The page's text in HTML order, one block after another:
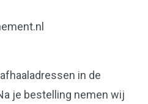
in de
je bestelling nemen wij